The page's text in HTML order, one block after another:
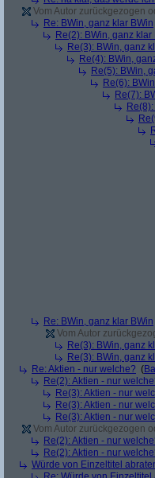
Vom Autor zurückgezogen
Re: BWin, ganz klar BWin
Re(2): BWin, ganz klar
Re(3): BWin, ganz
Re(4): BWin,
Re(5): BWin,
Re(6):
Re(7):
Re: BWin, ganz klar BWin
Vom Autor
Re(3): BWin, ganz
Re(3): BWin, ganz
Re: Aktien - nur welche? (
Re(2): Aktien - nur
Re(3): Aktien - nur
Re(3): Aktien - nur
Re(3): Aktien - nur
Vom Autor zurückgezogen
Re(2): Aktien - nur
Re(2): Aktien - nur
Würde von Einzeltitel